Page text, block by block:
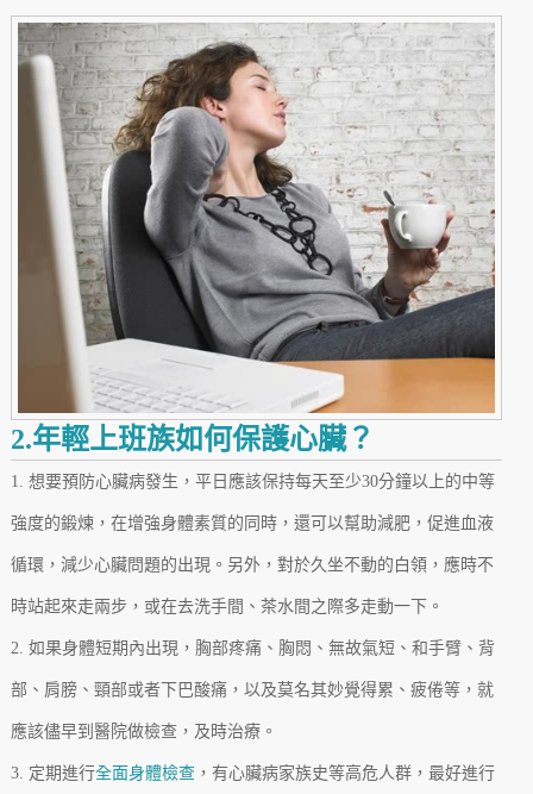
2.年輕上班族如何保護心臟？
1. 想要預防心臟病發生，平日應該保持每天至少30分鐘以上的中等
強度的鍛煉，在增強身體素質的同時，還可以幫助減肥，促進血液
循環，減少心臟問題的出現。另外，對於久坐不動的白領，應時不
時站起來走兩步，或在去洗手間、茶水間之際多走動一下。
2. 如果身體短期內出現，胸部疼痛、胸悶、無故氣短、和手臂、背
部、肩膀、頸部或者下巴酸痛，以及莫名其妙覺得累、疲倦等，就
應該儘早到醫院做檢查，及時治療。
3. 定期進行全面身體檢查，有心臟病家族史等高危人群，最好進行